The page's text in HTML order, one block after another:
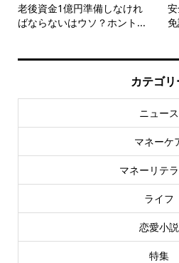
老後資金1億円準備しなけれ
ばならないはウソ？ホント...
カテゴリ
ニュース
マネーケ
マネーリテ
ライフ
恋愛小説
特集